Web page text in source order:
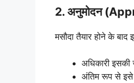
2. अनुमोदन
मसौदा तैयार होने के
अधिकारी
अंतिम रूप से इसे